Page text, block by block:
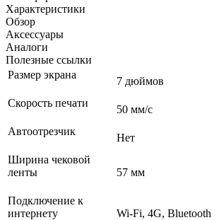
Характеристики
Обзор
Аксессуары
Аналоги
Полезные ссылки
Размер экрана
7 дюймов
Скорость печати
50 мм/c
Автоотрезчик
Нет
Ширина чековой
ленты
57 мм
Подключение к
интернету
Wi-Fi, 4G, Bluetooth